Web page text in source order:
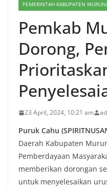
PEMERINTAH KABUPATEN
Pemkab
Dorong,
23 April, 2024, 10:21 am
Puruk Cahu
Daerah Kabupaten
Pemberdayaan
memberikan dorongan
untuk menyelesaikan